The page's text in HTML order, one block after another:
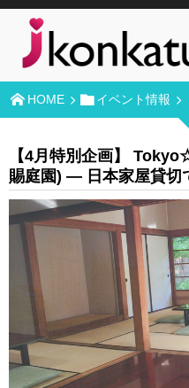
HOME イベント情報
【4月特別企画】
賜庭園) ― 日本家屋貸